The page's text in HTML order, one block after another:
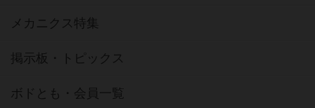
メカニクス特集
掲示板・トピックス
ボドとも・会員一覧